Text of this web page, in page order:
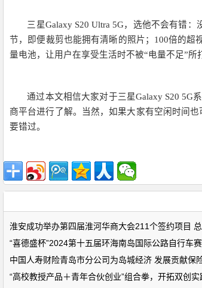
三星Galaxy S20 Ultra 5G，选他不会有错
节，即便裁剪也能拥有清晰的照片；100倍的超
量电池，让用户在享受生活时不被“电量不足”所
通过本文相信大家对于三星Galaxy S20 5G
商平台进行了解。当然，如果大家有空闲时间
要错过。
淮安成功举办第四届淮河华商大会211个签约项目
“喜德盛杯”2024第十五届环海南岛国际公路自行车
中国人寿财险青岛市分公司为岛城经济 发展贡献保
“高校教授产品＋青年合伙创业”组合拳，开拓双创